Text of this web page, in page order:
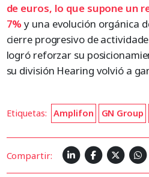
de euros, lo que supone un
7%y una evolución orgánica
cierre progresivo de
logró reforzar su
su división Hearing volvió a
Etiquetas: Amplifon GN Group
Compartir: